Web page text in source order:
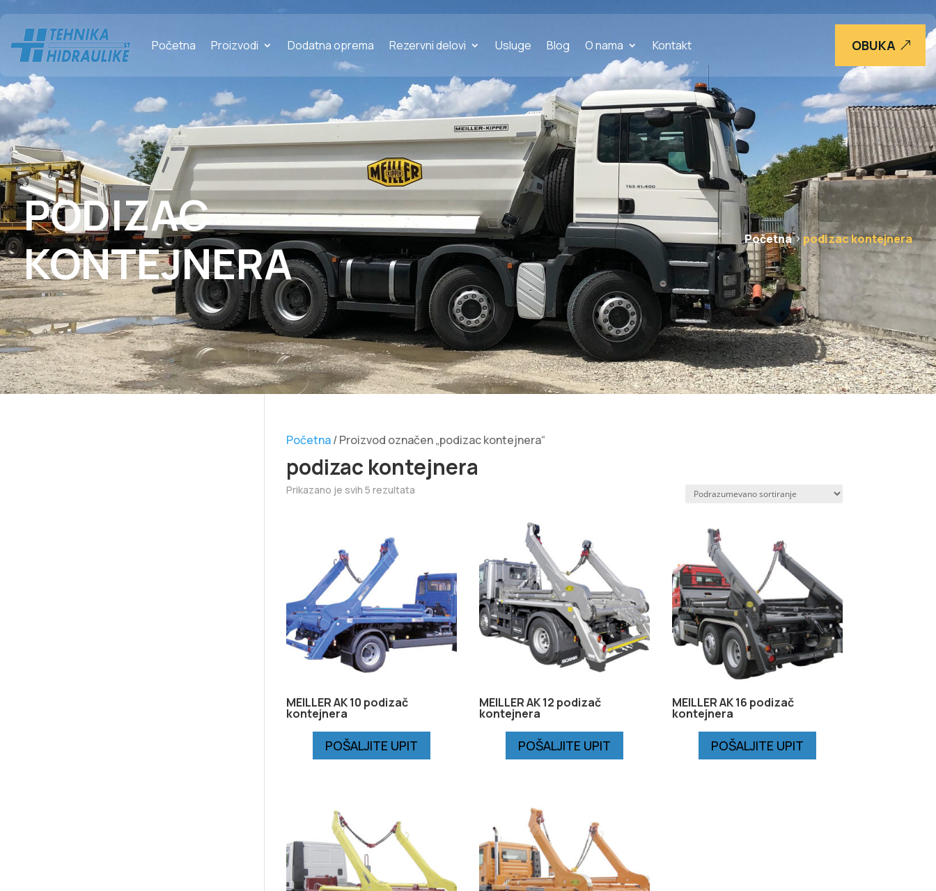
Početna Proizvodi Dodatna oprema Rezervni delovi Usluge Blog O nama Kontakt OBUKA
PODIZAC
KONTEJNERA
Početna podizac kontejnera
Početna/ Proizvod označen „podizac kontejnera“
podizac kontejnera
Prikazano je svih 5 rezultata
MEILLER AK 10 podizač
kontejnera
POŠALJITE UPIT
MEILLER AK 12 podizač
kontejnera
POŠALJITE UPIT
MEILLER AK 16 podizač
kontejnera
POŠALJITE UPIT